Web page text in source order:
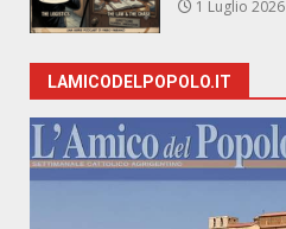
1 Luglio 2026
LAMICODELPOPOLO.IT